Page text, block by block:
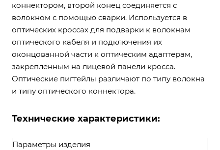
коннектором, второй конец соединяется с
волокном с помощью сварки. Используется в
оптических кроссах для подварки к волокнам
оптического кабеля и подключения их
оконцованной части к оптическим адаптерам,
закреплённым на лицевой панели кросса.
Оптические пигтейлы различают по типу волокна
и типу оптического коннектора.
Технические характеристики:
Параметры изделия